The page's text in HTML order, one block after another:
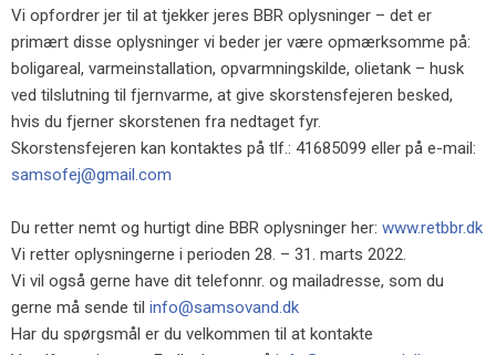
Vi opfordrer jer til at tjekker jeres BBR oplysninger – det er
primært disse oplysninger vi beder jer være opmærksomme på:
boligareal, varmeinstallation, opvarmningskilde, olietank – husk
ved tilslutning til fjernvarme, at give skorstensfejeren besked,
hvis du fjerner skorstenen fra nedtaget fyr.
Skorstensfejeren kan kontaktes på tlf.: 41685099 eller på e-mail:
samsofej@gmail.com
Du retter nemt og hurtigt dine BBR oplysninger her: www.retbbr.dk
Vi retter oplysningerne i perioden 28. – 31. marts 2022.
Vi vil også gerne have dit telefonnr. og mailadresse, som du
gerne må sende til info@samsovand.dk
Har du spørgsmål er du velkommen til at kontakte